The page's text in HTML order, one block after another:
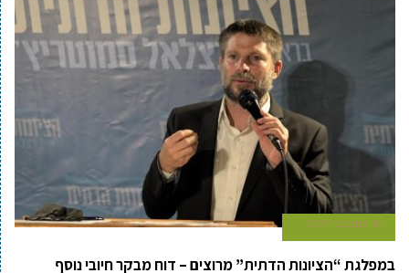
30 בנובמבר 2021
במפלגת “הציונות הדתית” מרוצים – דוח מבקר חיובי נוסף